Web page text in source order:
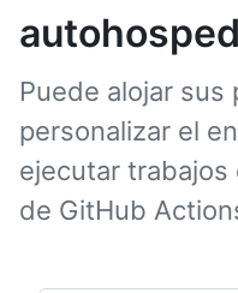
Puede alojar
personalizar el
ejecutar
de GitHub